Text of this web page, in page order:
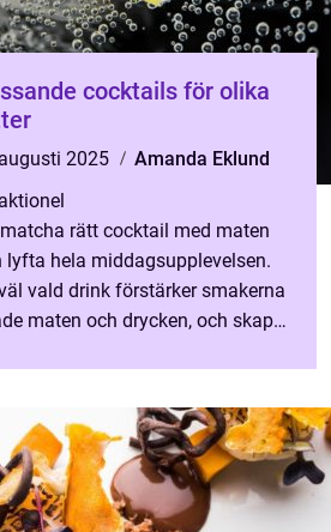
cocktails för olika
2025
Amanda Eklund
rätt cocktail med maten
lyfta hela middagsupplevelsen.
vald drink förstärker smakerna
maten och drycken, och skapar